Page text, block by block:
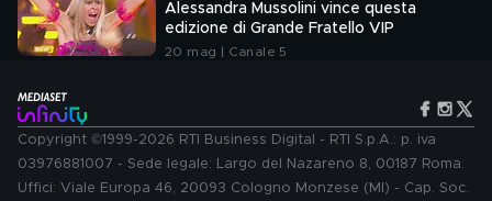
Alessandra Mussolini vince questa
edizione di Grande Fratello VIP
20 mag | Canale 5
Copyright ©1999-2026 RTI Business Digital - RTI S.p.A.: p. iva
03976881007 - Sede legale: Largo del Nazareno 8, 00187 Roma.
Uffici: Viale Europa 46, 20093 Cologno Monzese (MI) - Cap. Soc.